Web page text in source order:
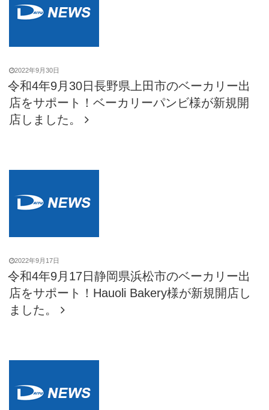
2022年9月30日
令和4年9月30日長野県上田市のベーカリー出
店をサポート！ベーカリーパンビ様が新規開
店しました。
2022年9月17日
令和4年9月17日静岡県浜松市のベーカリー出
店をサポート！Hauoli Bakery様が新規開店し
ました。